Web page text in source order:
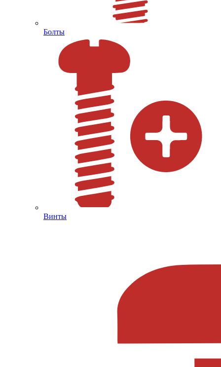
Болты
Винты